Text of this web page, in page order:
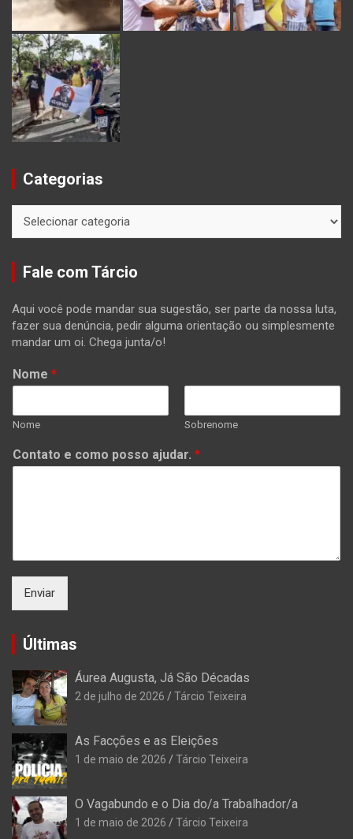
Categorias
Fale com Tárcio
Aqui você pode mandar sua sugestão, ser parte da nossa luta,
fazer sua denúncia, pedir alguma orientação ou simplesmente
mandar um oi. Chega junta/o!
Nome *
Nome Sobrenome
Contato e como posso ajudar. *
Enviar
Últimas
Áurea Augusta, Já São Décadas
2 de julho de 2026 Tárcio Teixeira
As Facções e as Eleições
1 de maio de 2026 Tárcio Teixeira
O Vagabundo e o Dia do/a Trabalhador/a
1 de maio de 2026 Tárcio Teixeira